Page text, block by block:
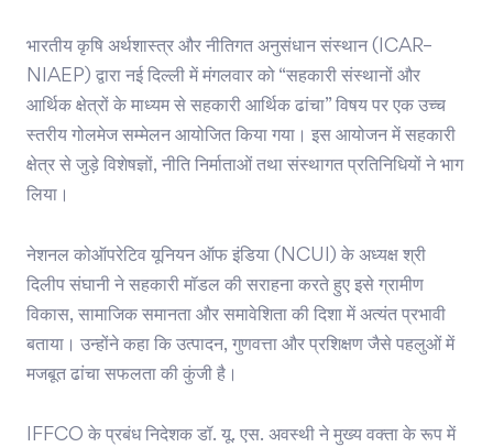
भारतीय कृषि अर्थशास्त्र और नीतिगत अनुसंधान संस्थान (ICAR–
NIAEP) द्वारा नई दिल्ली में मंगलवार को “सहकारी संस्थानों और
आर्थिक क्षेत्रों के माध्यम से सहकारी आर्थिक ढांचा” विषय पर एक उच्च
स्तरीय गोलमेज सम्मेलन आयोजित किया गया। इस आयोजन में सहकारी
क्षेत्र से जुड़े विशेषज्ञों, नीति निर्माताओं तथा संस्थागत प्रतिनिधियों ने भाग
लिया।
नेशनल कोऑपरेटिव यूनियन ऑफ इंडिया (NCUI) के अध्यक्ष श्री
दिलीप संघानी ने सहकारी मॉडल की सराहना करते हुए इसे ग्रामीण
विकास, सामाजिक समानता और समावेशिता की दिशा में अत्यंत प्रभावी
बताया। उन्होंने कहा कि उत्पादन, गुणवत्ता और प्रशिक्षण जैसे पहलुओं में
मजबूत ढांचा सफलता की कुंजी है।
IFFCO के प्रबंध निदेशक डॉ. यू. एस. अवस्थी ने मुख्य वक्ता के रूप में